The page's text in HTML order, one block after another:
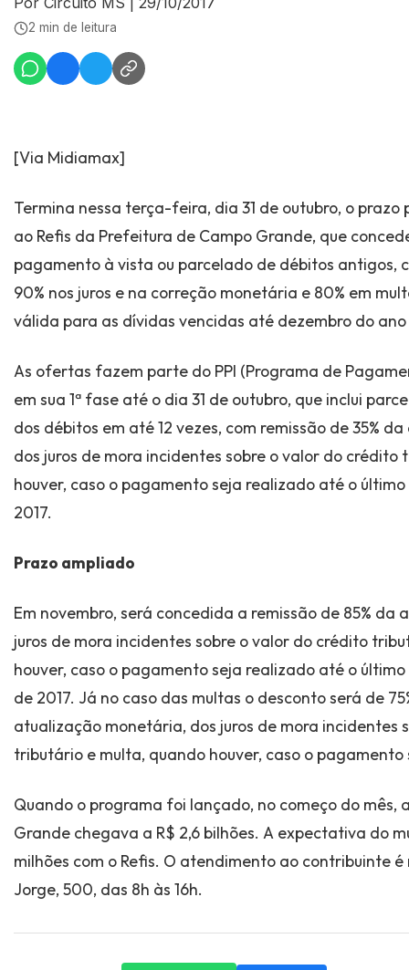
2 min de leitura
[Via Midiamax]
Termina nessa terça-feira, dia 31 de outubro, o
ao Refis da Prefeitura de Campo Grande, que
pagamento à vista ou parcelado de débitos antigos,
90% nos juros e na correção monetária e 80% em
válida para as dívidas vencidas até dezembro do
As ofertas fazem parte do PPI (Programa de
em sua 1ª fase até o dia 31 de outubro, que inclui
dos débitos em até 12 vezes, com remissão de 35%
dos juros de mora incidentes sobre o valor do
houver, caso o pagamento seja realizado até o
2017.
Prazo ampliado
Em novembro, será concedida a remissão de 85%
juros de mora incidentes sobre o valor do crédito
houver, caso o pagamento seja realizado até o
de 2017. Já no caso das multas o desconto será de
atualização monetária, dos juros de mora incidentes
tributário e multa, quando houver, caso o
Quando o programa foi lançado, no começo do mês,
Grande chegava a R$ 2,6 bilhões. A expectativa do
milhões com o Refis. O atendimento ao contribuinte
Jorge, 500, das 8h às 16h.